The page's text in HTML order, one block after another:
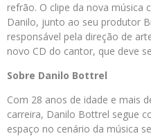
refrão. O clipe da nova
Danilo, junto ao seu produtor
responsável pela direção de
novo CD do cantor, que deve
Sobre Danilo Bottrel
Com 28 anos de idade e mais
carreira, Danilo Bottrel segue
espaço no cenário da música